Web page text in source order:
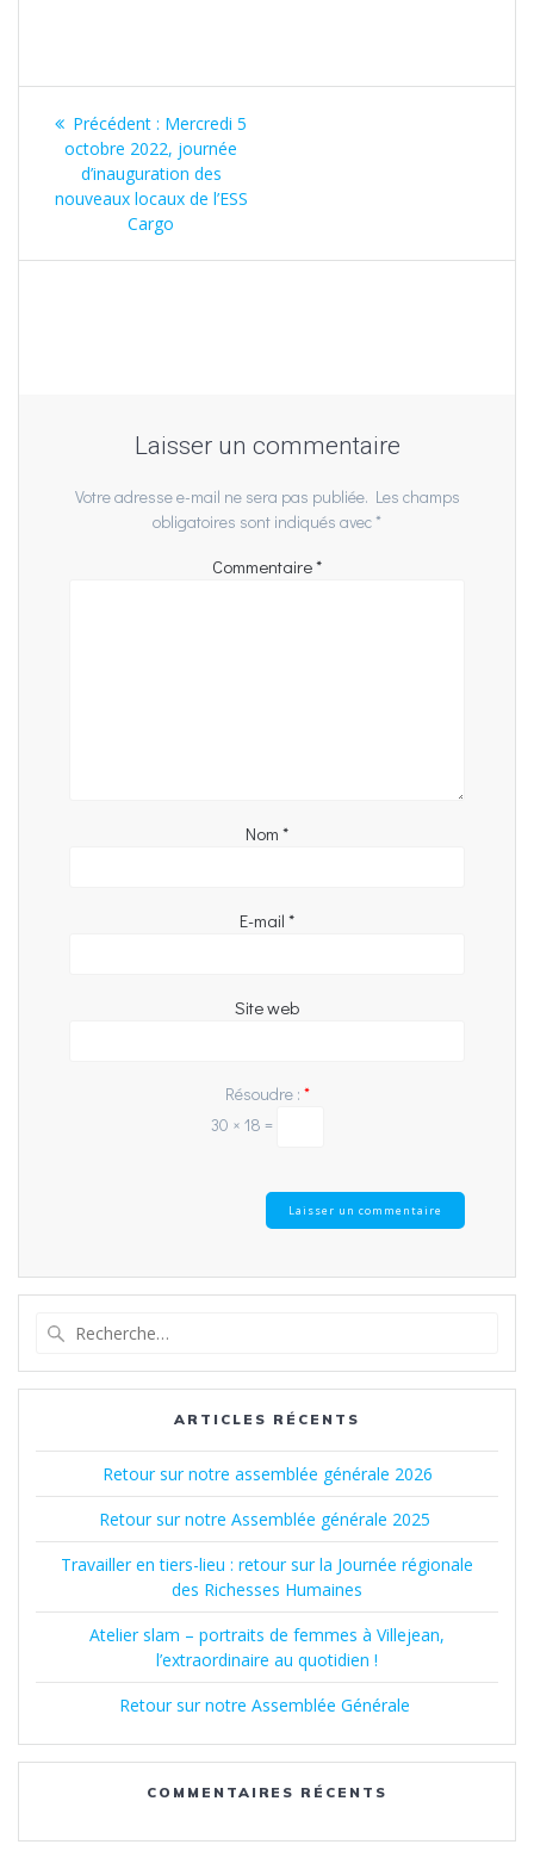
Navigation
l’article
Précédent : Article
précédent
:
Mercredi 5
octobre 2022, journée
d’inauguration des
nouveaux locaux de l’ESS
Cargo
Laisser un commentaire
Votre adresse e-mail ne sera pas publiée. Les champs
obligatoires sont indiqués avec*
Commentaire*
Nom *
E-mail *
Site web
Résoudre : *
30 × 18 =
:
ARTICLES RÉCENTS
Retour sur notre assemblée générale 2026
Retour sur notre Assemblée générale 2025
Travailler en tiers-lieu : retour sur la Journée régionale
des Richesses Humaines
Atelier slam – portraits de femmes à Villejean,
l’extraordinaire au quotidien !
Retour sur notre Assemblée Générale
COMMENTAIRES RÉCENTS